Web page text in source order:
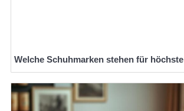
Welche Schuhmarken stehen für